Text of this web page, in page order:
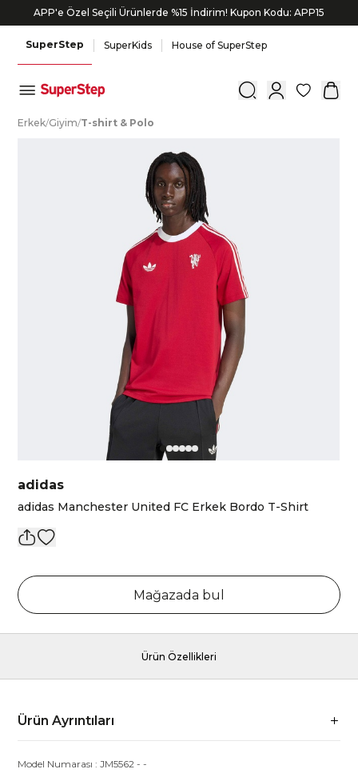
APP'e Özel Seçili Ürünlerde %15 İndirim! Kupon Kodu: APP15
SuperStep SuperKids House of SuperStep
0
Erkek/Giyim/T-shirt & Polo
adidas
adidas Manchester United FC Erkek Bordo T-Shirt
Mağazada bul
Ürün Özellikleri
Ürün Ayrıntıları
Model Numarası :JM5562 --